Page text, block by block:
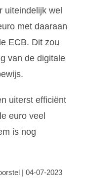
uiteindelijk wel
met daaraan
ECB. Dit zou
van de digitale
uiterst efficiënt
euro veel
is nog
| 04-07-2023